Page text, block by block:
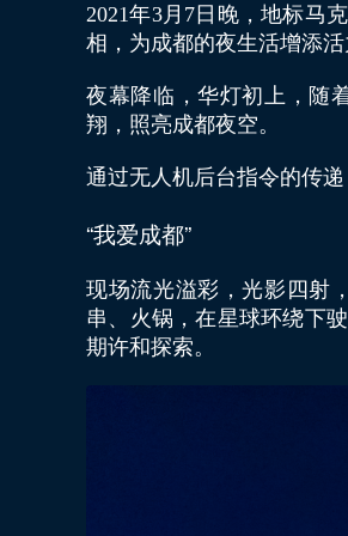
2021年3月7日晚，地标马
相，为成都的夜生活增添活
夜幕降临，华灯初上，随
翔，照亮成都夜空。
通过无人机后台指令的传
“我爱成都”
现场流光溢彩，光影四射
串、火锅，在星球环绕下
期许和探索。